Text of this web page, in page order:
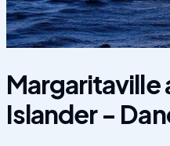
Margaritaville
Islander -